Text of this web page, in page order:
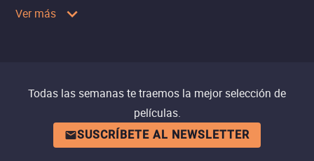
Ver más
Todas las semanas te traemos la mejor selección de
películas.
SUSCRÍBETE AL NEWSLETTER